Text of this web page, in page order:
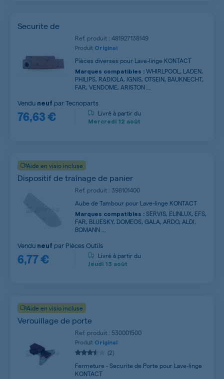
Securite de
Ref. produit : 481927138149
Produit Original
Pièces diverses pour Lave-linge KONTACT
Marques compatibles : WHIRLPOOL, LADEN,
PHILIPS, RADIOLA, IGNIS, OTSEIN, BAUKNECHT,
FAR, VENDOME, ARISTON ...
76,63 €
Vendu neuf parTecnoparts
Livré à partir du
Mercredi 12 août
Aide en visio incluse
Dispositif de traînage de panier
Ref. produit : 398101400
Aube de Tambour pour Lave-linge KONTACT
Marques compatibles : SERVIS, ELINLUX, EFS,
FAR, BLUESKY, DOMEOS, GALA, ARDO, ALDI,
BOMANN ...
6,77 €
Vendu neuf par Pièces Outils
Livré à partir du
Jeudi 13 août
Aide en visio incluse
Verouillage de porte
Ref. produit : 530001500
Produit Original
(2)
Fermeture - Securite de Porte pour Lave-linge
KONTACT